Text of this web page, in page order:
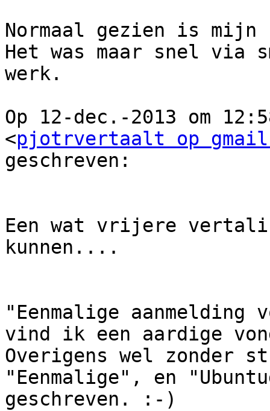
Normaal gezien is
Het was maar snel via
werk.
Op 12-dec.-2013 om
<pjotrvertaalt op
geschreven:
Een wat vrijere
kunnen....
"Eenmalige
vind ik een aardige
Overigens wel zonder
"Eenmalige", en
geschreven. :-)